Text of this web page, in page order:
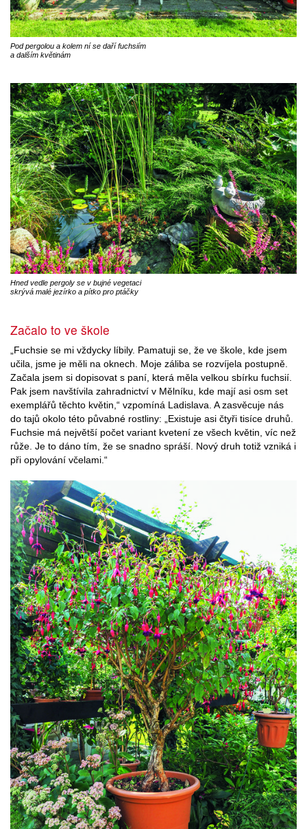
Pod pergolou a kolem ní se daří fuchsiím
a dalším květinám
Hned vedle pergoly se v bujné vegetaci
skrývá malé jezírko a pítko pro ptáčky
Začalo to ve škole
„Fuchsie se mi vždycky líbily. Pamatuji se, že ve škole, kde jsem
učila, jsme je měli na oknech. Moje záliba se rozvíjela postupně.
Začala jsem si dopisovat s paní, která měla velkou sbírku fuchsií.
Pak jsem navštívila zahradnictví v Mělníku, kde mají asi osm set
exemplářů těchto květin,“ vzpomíná Ladislava. A zasvěcuje nás
do tajů okolo této půvabné rostliny: „Existuje asi čtyři tisíce druhů.
Fuchsie má největší počet variant kvetení ze všech květin, víc než
růže. Je to dáno tím, že se snadno spráší. Nový druh totiž vzniká i
při opylování včelami.“